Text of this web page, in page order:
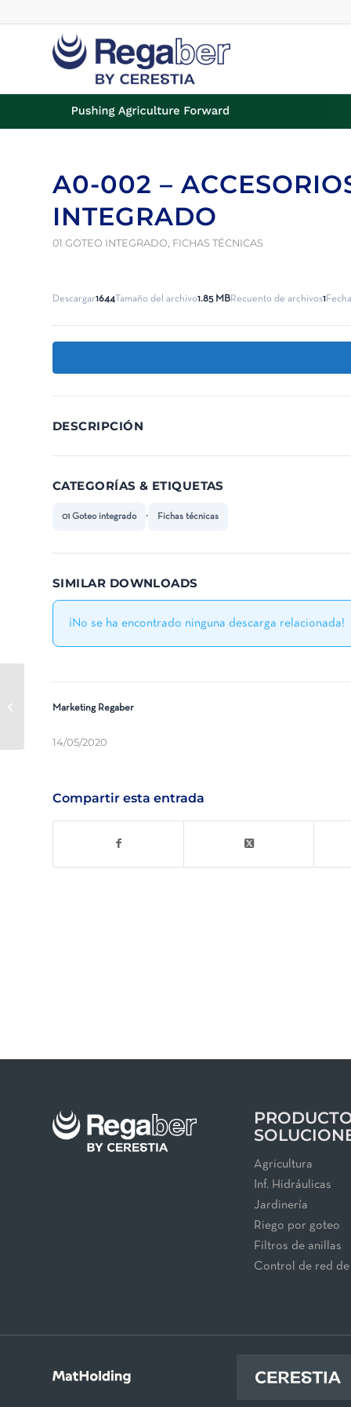
A0-002 –
INTEGRADO
01 GOTEO INTEGRADO, FICHAS TÉCNICAS
Descargar1644 Tamaño del archivo1.85 MBRecuento de archivos1
DESCRIPCIÓN
CATEGORÍAS & ETIQUETAS
01 Goteo integrado , Fichas técnicas
SIMILAR DOWNLOADS
¡No se ha encontrado ninguna descarga relacionada!
Marketing Regaber
14/05/2020
Compartir esta entrada
Agricultura
Inf. Hidráulicas
Jardinería
Riego por goteo
Filtros de anillas
Control de red de
Ventosas plásticas – Díptico